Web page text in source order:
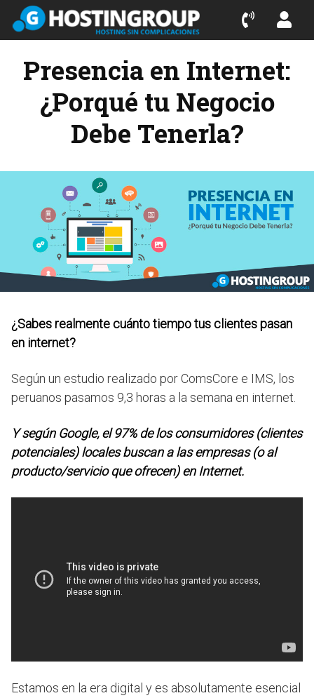
Presencia en Internet:
¿Porqué tu Negocio
Debe Tenerla?
¿Sabes realmente cuánto tiempo tus clientes pasan
en internet?
Según un estudio realizado por ComsCore e IMS, los
peruanos pasamos 9,3 horas a la semana en internet.
Y según Google, el 97% de los consumidores (clientes
potenciales) locales buscan a las empresas (o al
producto/servicio que ofrecen) en Internet.
Estamos en la era digital y es absolutamente esencial